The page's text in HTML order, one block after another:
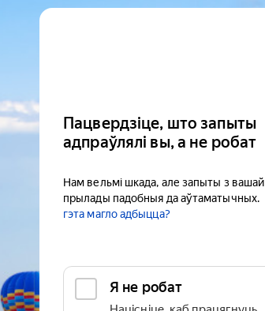
Пацвердзіце, што запыты
адпраўлялі вы, а не робат
Нам вельмі шкада, але запыты з вашай
прылады падобныя да аўтаматычных.
гэта магло адбыцца?
Я не робат